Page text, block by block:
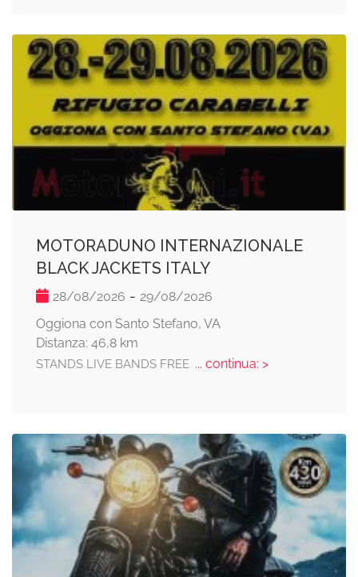
MOTORADUNO INTERNAZIONALE
BLACK JACKETS ITALY
28/08/2026 - 29/08/2026
Oggiona con Santo Stefano, VA
Distanza: 46,8 km
STANDS LIVE BANDS FREE... continua: >